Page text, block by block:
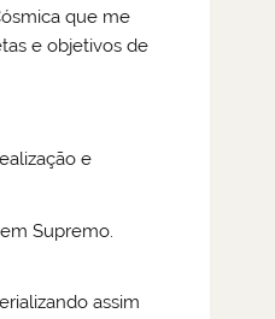
que me
e objetivos de
e
Supremo.
assim